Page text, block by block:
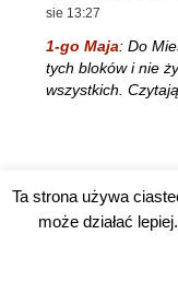
sie 13:27
1-go Maja: Do
tych bloków i nie
wszystkich.
Reklama TV DĘBA
Ta strona używa
może działać lepiej.